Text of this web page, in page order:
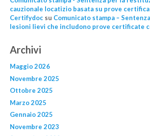
cauzionale locatizio basata su prove
Certifydocsu Comunicato stampa –
lesioni lievi che includono prove certificate
Archivi
Maggio 2026
Novembre 2025
Ottobre 2025
Marzo 2025
Gennaio 2025
Novembre 2023